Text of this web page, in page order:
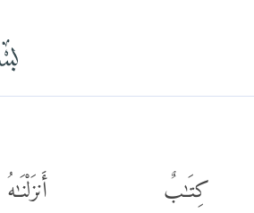
كِتَٰبٌ أَنزَلْنَٰهُ